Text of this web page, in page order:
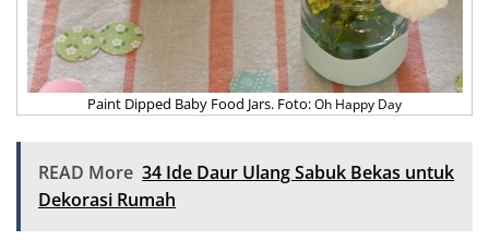
Paint Dipped Baby Food Jars. Foto:Oh Happy Day
READ More 34 Ide Daur Ulang Sabuk Bekas untuk
Dekorasi Rumah